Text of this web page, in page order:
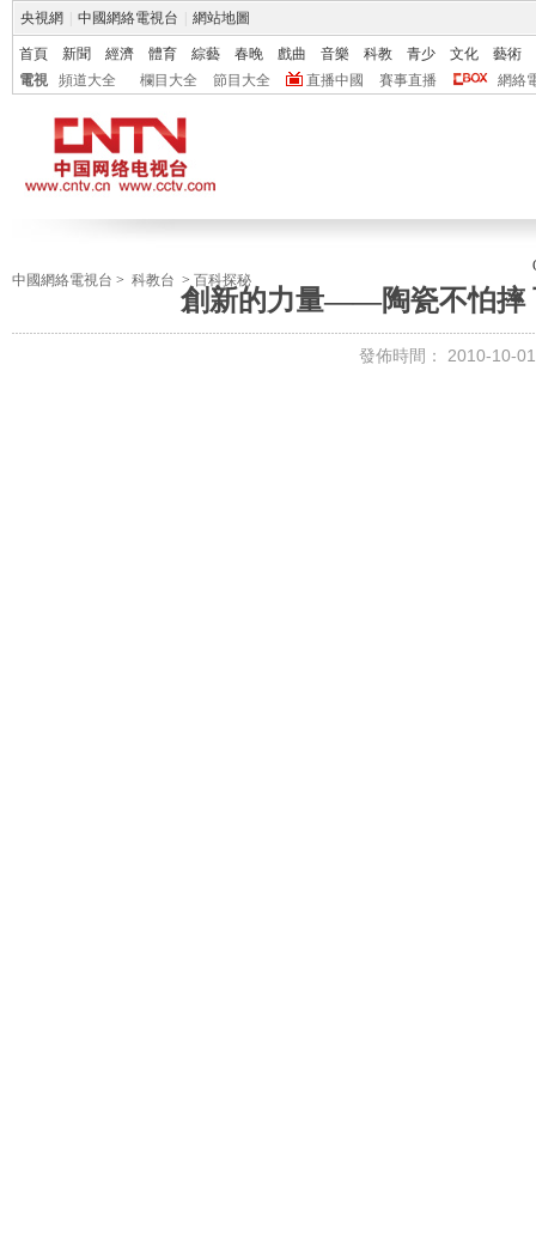
央視網 中國網絡電視台 網站地圖
首頁 新聞 經濟 體育 綜藝 春晚 戲曲 音樂 科教 青少 文化
藝術
電視
頻道大全 欄目大全 節目大全 直播中國 賽事直播 網絡
中國網絡電視台 > 科教台 > 百科探秘
創新的力量——陶瓷不怕摔
發佈時間： 2010-10-